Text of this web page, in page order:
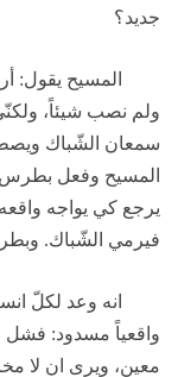
جديد؟
المسيح يقول:
ولم نصب شيئاً،
سمعان الشّباك
المسيح وفعل
يرجع كي يواجه
فيرمي الشّباك.
انه وعد لكلّ
واقعياً مسدود: فشل
معين، ويرى ان لا